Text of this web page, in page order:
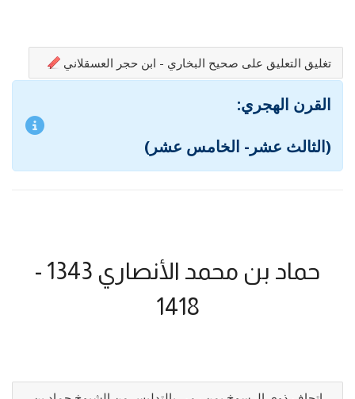
تغليق التعليق على صحيح البخاري - ابن حجر العسقلاني
القرن الهجري:
(الثالث عشر- الخامس عشر)
حماد بن محمد الأنصاري 1343 -
1418